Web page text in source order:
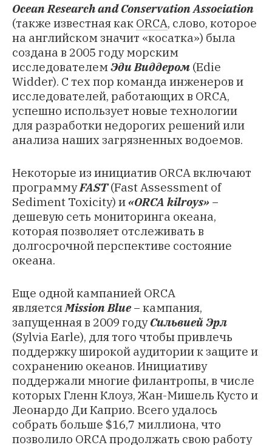
Ocean Research and Conservation Association
(также известная как ORCA, слово, которое
на английском значит «косатка») была
создана в 2005 году морским
исследователемЭди Виддером (Edie
Widder). С тех пор команда инженеров и
исследователей, работающих в ORCA,
успешно использует новые технологии
для разработки недорогих решений или
анализа наших загрязненных водоемов.
Некоторые из инициатив ORCA включают
программуFAST(Fast Assessment of
Sediment Toxicity) и«ORCA kilroys» −
дешевую сеть мониторинга океана,
которая позволяет отслеживать в
долгосрочной перспективе состояние
океана.
Еще одной кампанией ORCA
являетсяMission Blue − кампания,
запущенная в 2009 годуСильвией Эрл
(Sylvia Earle), для того чтобы привлечь
поддержку широкой аудитории к защите и
сохранению океанов. Инициативу
поддержали многие филантропы, в числе
которых Гленн Клоуз, Жан-Мишель Кусто и
Леонардо Ди Каприо. Всего удалось
собрать больше $16,7 миллиона, что
позволило ORCA продолжать свою работу